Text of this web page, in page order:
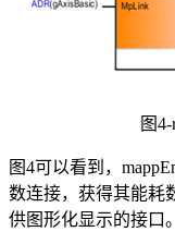
图
图4可以看到，
数连接，获得其能耗
供图形化显示的接口。